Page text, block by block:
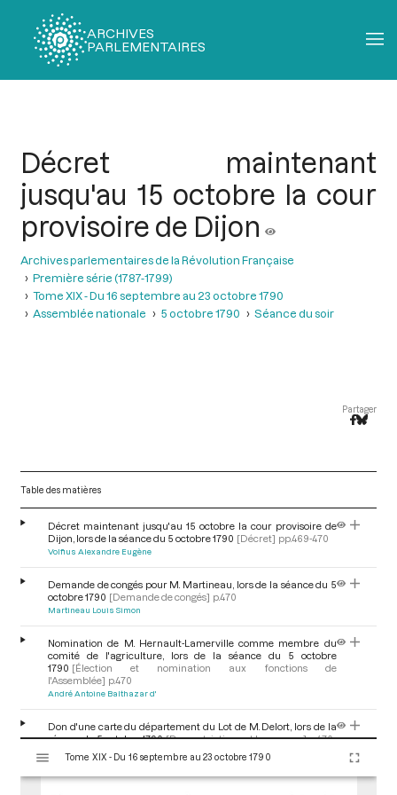
ARCHIVES
PARLEMENTAIRES
Décret maintenant
jusqu'au 15 octobre la cour
provisoire de Dijon
Archives parlementaires de la Révolution Française
Première série (1787-1799)
Tome XIX - Du 16 septembre au 23 octobre 1790
Assemblée nationale
5 octobre 1790 Séance du soir
Partager
Table des matières
Décret maintenant jusqu'au 15 octobre la cour provisoire de
Dijon, lors de la séance du 5 octobre 1790 [Décret] pp.469-470
Volfius Alexandre Eugène
Demande de congés pour M. Martineau, lors de la séance du 5
octobre 1790 [Demande de congés] p.470
Martineau Louis Simon
Nomination de M. Hernault-Lamerville comme membre du
comité de l'agriculture, lors de la séance du 5 octobre
1790 [Élection et nomination aux fonctions de
l'Assemblée] p.470
André Antoine Balthazar d'
Don d'une carte du département du Lot de M. Delort, lors de la
séance du 5 octobre 1790 [Don patriotique et hommage] p.470
Long Pierre
s
Tome XIX - Du 16 septembre au 23 octobre 1790